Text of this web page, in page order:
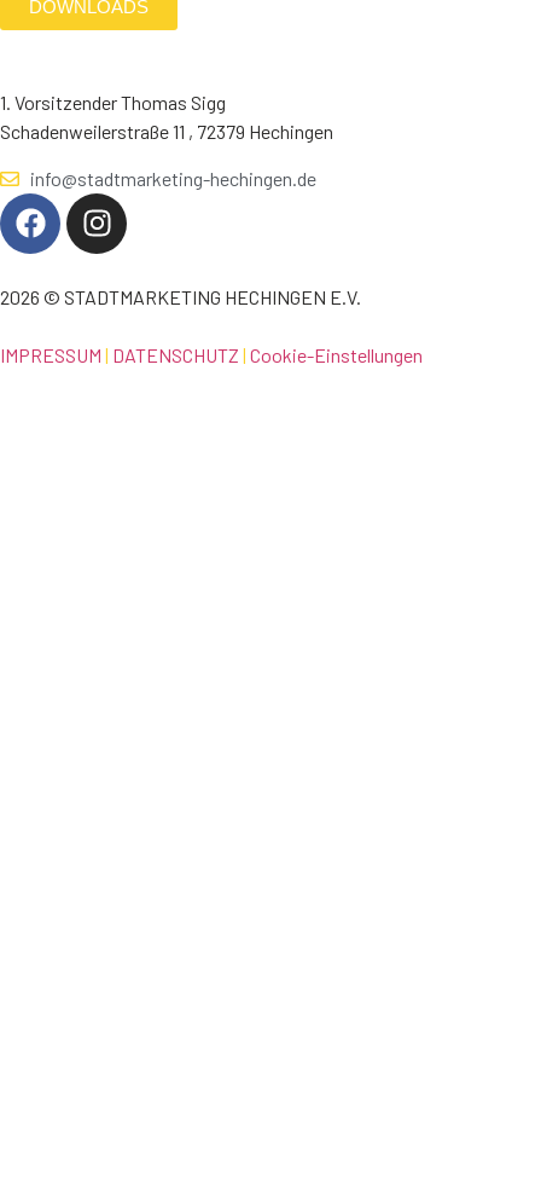
DOWNLOADS
1. Vorsitzender Thomas Sigg
Schadenweilerstraße 11 , 72379 Hechingen
info@stadtmarketing-hechingen.de
2026 © STADTMARKETING HECHINGEN E.V.
IMPRESSUM | DATENSCHUTZ | Cookie-Einstellungen